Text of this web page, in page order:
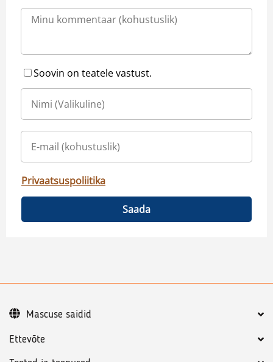
Soovin on teatele vastust.
Privaatsuspoliitika
Saada
Ettevõte
Mascuse saidid